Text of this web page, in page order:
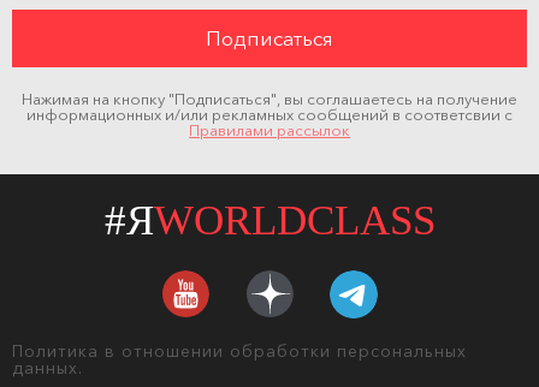
Нажимая на кнопку "Подписаться", вы соглашаетесь на получение
информационных и/или рекламных сообщений в соответсвии с
Правилами рассылок
#ЯWORLDCLASS
Политика в отношении обработки персональных
данных.